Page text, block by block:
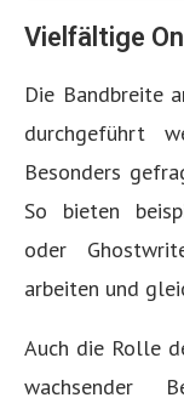
Vielfältige
Die Bandbreite
durchgeführt
Besonders
So bieten
oder
arbeiten und
Auch die Rolle
wachsender